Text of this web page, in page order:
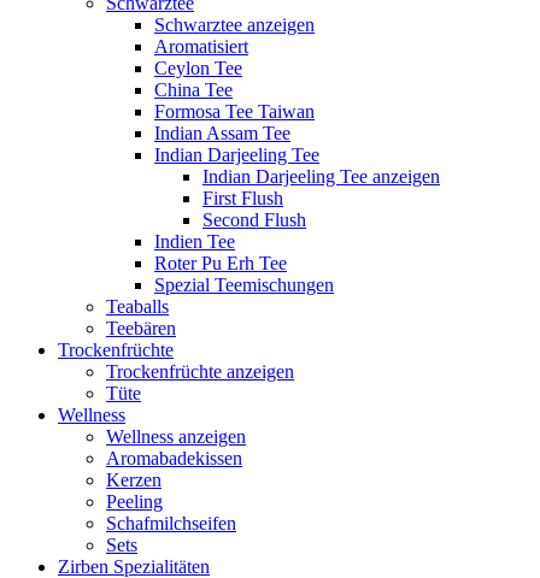
Schwarztee anzeigen
Aromatisiert
Ceylon Tee
China Tee
Formosa Tee Taiwan
Indian Assam Tee
Indian Darjeeling Tee
Indian Darjeeling Tee anzeigen
First Flush
Second Flush
Indien Tee
Roter Pu Erh Tee
Spezial Teemischungen
Teaballs
Teebären
Trockenfrüchte
Trockenfrüchte anzeigen
Tüte
Wellness
Wellness anzeigen
Aromabadekissen
Kerzen
Peeling
Schafmilchseifen
Sets
Zirben Spezialitäten